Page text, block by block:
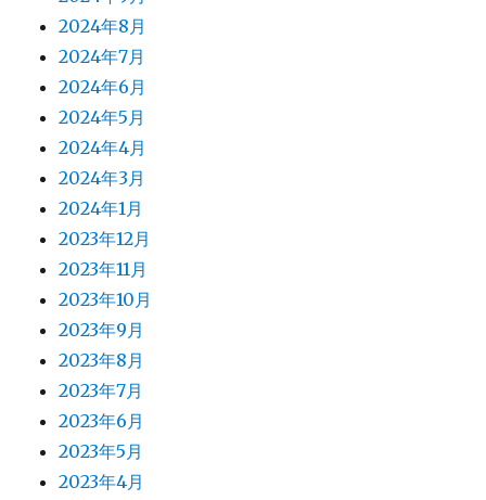
2024年8月
2024年7月
2024年6月
2024年5月
2024年4月
2024年3月
2024年1月
2023年12月
2023年11月
2023年10月
2023年9月
2023年8月
2023年7月
2023年6月
2023年5月
2023年4月